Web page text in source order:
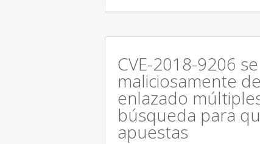
CVE-2018-9206
maliciosamente
enlazado
búsqueda para
apuestas